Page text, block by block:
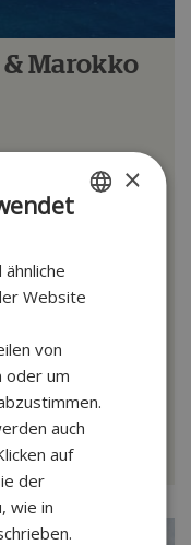
Marokko
und SGR-Beitrag) bei 2
×
Website
von
oder um
auch
auf
der
wie in